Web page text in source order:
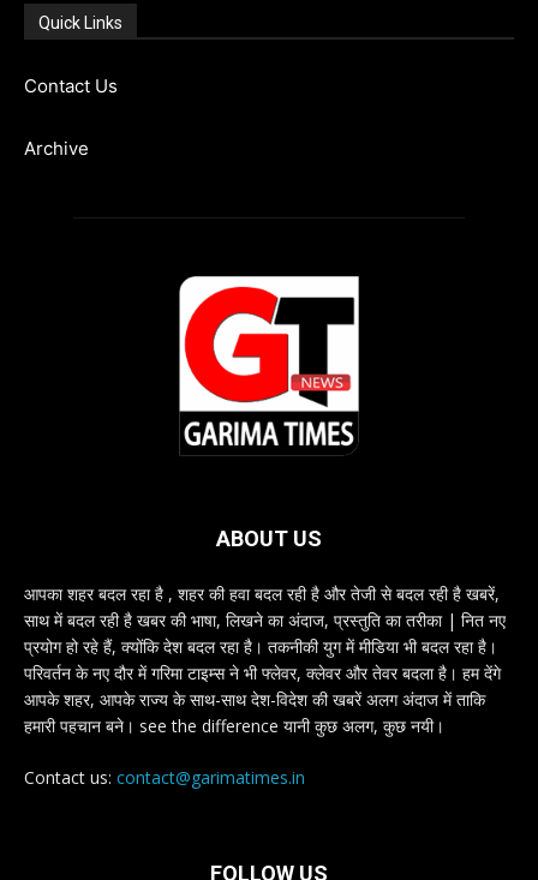
Quick Links
Contact Us
Archive
ABOUT US
आपका शहर बदल रहा है , शहर की हवा बदल रही है और तेजी से बदल रही है खबरें,
साथ में बदल रही है खबर की भाषा, लिखने का अंदाज, प्रस्तुति का तरीका | नित नए
प्रयोग हो रहे हैं, क्योंकि देश बदल रहा है। तकनीकी युग में मीडिया भी बदल रहा है।
परिवर्तन के नए दौर में गरिमा टाइम्स ने भी फ्लेवर, क्लेवर और तेवर बदला है। हम देंगे
आपके शहर, आपके राज्य के साथ-साथ देश-विदेश की खबरें अलग अंदाज में ताकि
हमारी पहचान बने। see the difference यानी कुछ अलग, कुछ नयी।
Contact us: contact@garimatimes.in
FOLLOW US